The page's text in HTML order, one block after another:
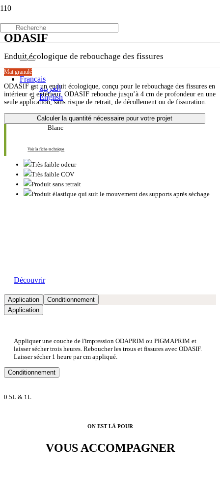
Français
العربية
English
ODASIF
Enduit écologique de rebouchage des fissures
Mat granulé
ODASIF est un enduit écologique, conçu pour le rebouchage des fissures en
intérieur et extérieur. ODASIF rebouche jusqu’à 4 cm de profondeur en une
seule application, sans risque de retrait, de décollement ou de fissuration.
Calculer la quantité nécessaire pour votre projet
Blanc
Voir la fiche technique
Très faible odeur
Très faible COV
Produit sans retrait
Produit élastique qui suit le mouvement des supports après séchage
Découvrir
Application
Conditionnement
Application
Appliquer une couche de l'impression ODAPRIM ou PIGMAPRIM et
laisser sécher trois heures. Reboucher les trous et fissures avec ODASIF.
Laisser sécher 1 heure par cm appliqué.
Conditionnement
0.5L & 1L
ON EST LÀ POUR
VOUS ACCOMPAGNER